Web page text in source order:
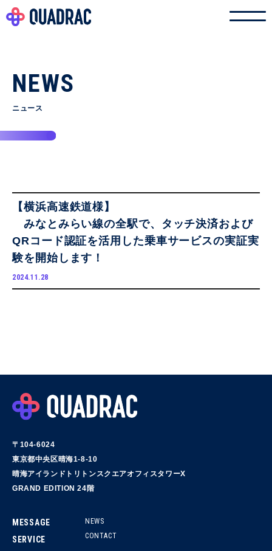
NEWS
ニュース
【横浜高速鉄道様】
みなとみらい線の全駅で、タッチ決済および
QRコード認証を活用した乗車サービスの実証実
験を開始します！
2024.11.28
〒104-6024
東京都中央区晴海1-8-10
晴海アイランドトリトンスクエアオフィスタワーX
GRAND EDITION 24階
MESSAGE
SERVICE
NEWS
CONTACT